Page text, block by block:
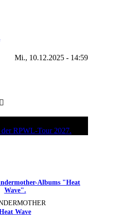
Mi., 10.12.2025 - 14:59
Wave